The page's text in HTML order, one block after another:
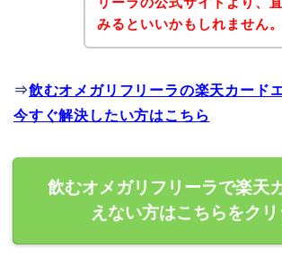
みるといいかもしれません。
⇒飲むオメガリフリーラの楽天カード
今すぐ解決したい方はこちら
飲むオメガリフリーラで楽天
えない方はこちらをクリ